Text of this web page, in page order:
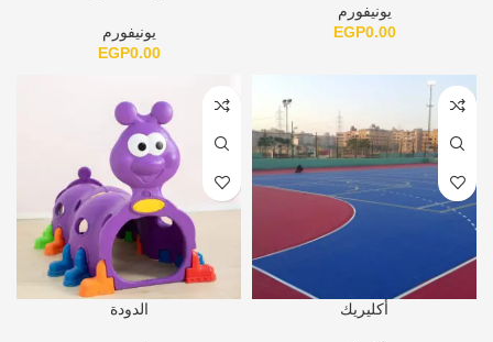
يونيفورم
EGP0.00
يونيفورم
EGP0.00
أكليريك الدودة